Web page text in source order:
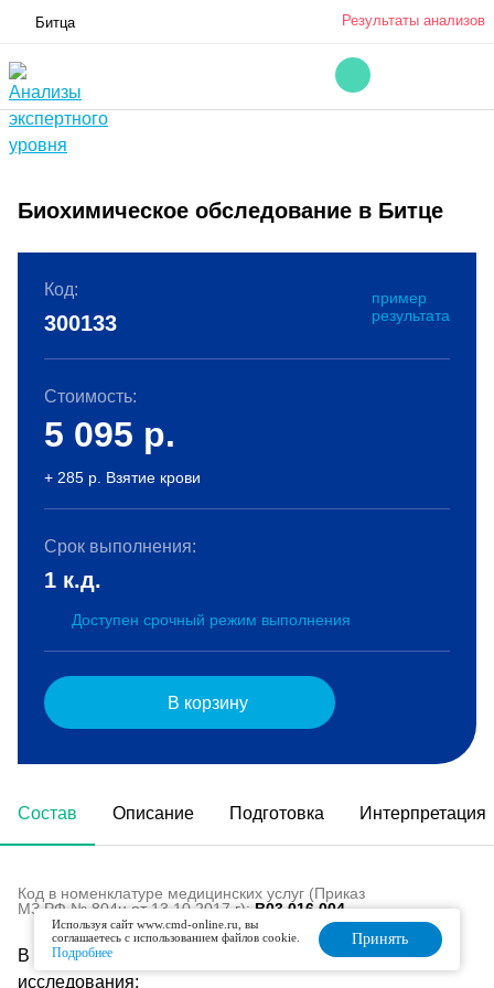
Битца Результаты анализов
Биохимическое обследование в Битце
Состав Описание Подготовка Интерпретация
Код в номенклатуре медицинских услуг (Приказ
МЗ РФ № 804н от 13.10.2017 г):B03.016.004
В состав данного комплекса входят следующие
исследования:
Код:
пример
результата
300133
Стоимость:
5 095 р.
+ 285 р. Взятие крови
Срок выполнения:
1 к.д.
Доступен срочный режим выполнения
В корзину
Используя сайт www.cmd-online.ru, вы
соглашаетесь с использованием файлов cookie.
Подробнее
Принять